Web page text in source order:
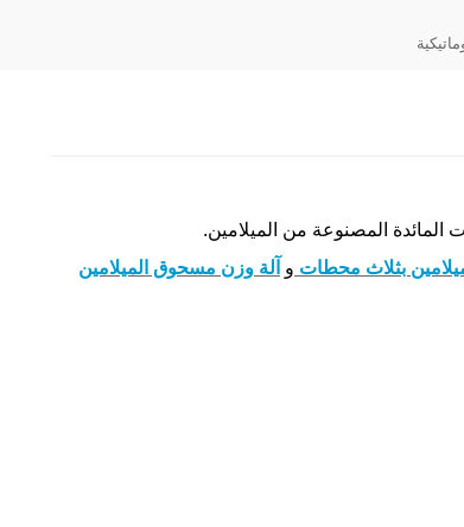
المائدة المصنوعة من الميلامين.
بثلاث محطات و آلة وزن مسحوق الميلامين